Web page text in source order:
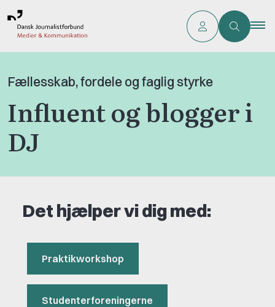
Fællesskab, fordele og faglig styrke
Influent og blogger i
DJ
Det hjælper vi dig med:
Praktikworkshop
Studenterforeningerne